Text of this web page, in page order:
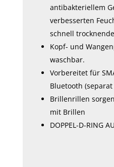
antibakteriellem
verbesserten
schnell
Kopf- und
waschbar.
Vorbereitet für
Bluetooth
Brillenrillen
mit Brillen
DOPPEL-D-RING